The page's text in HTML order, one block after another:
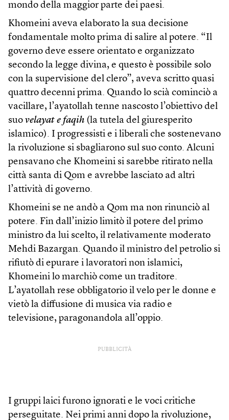
mondo della maggior parte dei paesi.
Khomeini aveva elaborato la sua decisione
fondamentale molto prima di salire al potere. “Il
governo deve essere orientato e organizzato
secondo la legge divina, e questo è possibile solo
con la supervisione del clero”, aveva scritto quasi
quattro decenni prima. Quando lo scià cominciò a
vacillare, l’ayatollah tenne nascosto l’obiettivo del
suo velayat e faqih (la tutela del giuresperito
islamico). I progressisti e i liberali che sostenevano
la rivoluzione si sbagliarono sul suo conto. Alcuni
pensavano che Khomeini si sarebbe ritirato nella
città santa di Qom e avrebbe lasciato ad altri
l’attività di governo.
Khomeini se ne andò a Qom ma non rinunciò al
potere. Fin dall’inizio limitò il potere del primo
ministro da lui scelto, il relativamente moderato
Mehdi Bazargan. Quando il ministro del petrolio si
rifiutò di epurare i lavoratori non islamici,
Khomeini lo marchiò come un traditore.
L’ayatollah rese obbligatorio il velo per le donne e
vietò la diffusione di musica via radio e
televisione, paragonandola all’oppio.
PUBBLICITÀ
I gruppi laici furono ignorati e le voci critiche
perseguitate. Nei primi anni dopo la rivoluzione,